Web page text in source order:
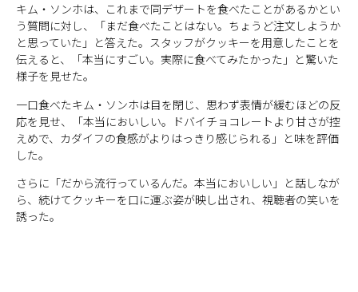
キム・ソンホは、これまで同デザートを食べたことがあるかとい
う質問に対し、「まだ食べたことはない。ちょうど注文しようか
と思っていた」と答えた。スタッフがクッキーを用意したことを
伝えると、「本当にすごい。実際に食べてみたかった」と驚いた
様子を見せた。
一口食べたキム・ソンホは目を閉じ、思わず表情が緩むほどの反
応を見せ、「本当においしい。ドバイチョコレートより甘さが控
えめで、カダイフの食感がよりはっきり感じられる」と味を評価
した。
さらに「だから流行っているんだ。本当においしい」と話しなが
ら、続けてクッキーを口に運ぶ姿が映し出され、視聴者の笑いを
誘った。